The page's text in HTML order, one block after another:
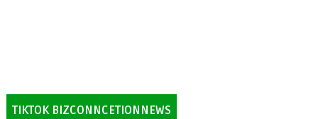
TIKTOK BIZCONNCETIONNEWS